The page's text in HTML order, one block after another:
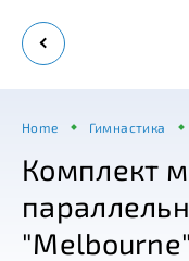
Home Гимнастика
Комплект
"Melbourne"